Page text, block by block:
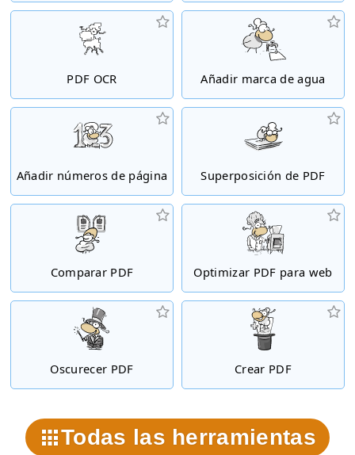
PDF OCR Añadir marca de agua
Añadir números de página Superposición de PDF
Comparar PDF Optimizar PDF para web
Oscurecer PDF Crear PDF
Todas las herramientas